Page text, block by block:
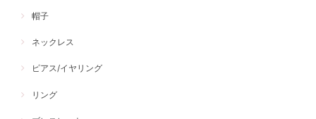
帽子
ネックレス
ピアス/イヤリング
リング